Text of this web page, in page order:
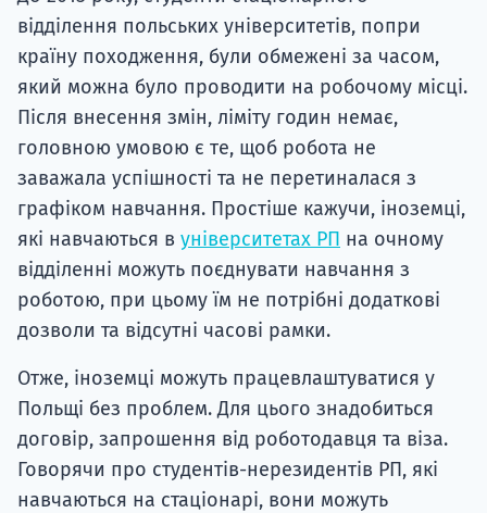
відділення польських університетів, попри
країну походження, були обмежені за часом,
який можна було проводити на робочому місці.
Після внесення змін, ліміту годин немає,
головною умовою є те, щоб робота не
заважала успішності та не перетиналася з
графіком навчання. Простіше кажучи, іноземці,
які навчаються в університетах РП на очному
відділенні можуть поєднувати навчання з
роботою, при цьому їм не потрібні додаткові
дозволи та відсутні часові рамки.
Отже, іноземці можуть працевлаштуватися у
Польщі без проблем. Для цього знадобиться
договір, запрошення від роботодавця та віза.
Говорячи про студентів-нерезидентів РП, які
навчаються на стаціонарі, вони можуть